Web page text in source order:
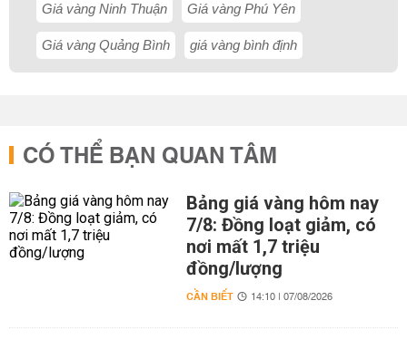
Giá vàng Ninh Thuận Giá vàng Phú Yên
Giá vàng Quảng Bình giá vàng bình định
CÓ THỂ BẠN QUAN TÂM
Bảng giá vàng hôm nay
7/8: Đồng loạt giảm, có
nơi mất 1,7 triệu
đồng/lượng
CẦN BIẾT 14:10 | 07/08/2026